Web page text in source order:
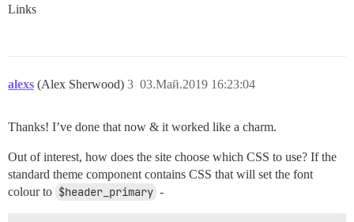
Links
alexs (Alex Sherwood) 03.Май.2019 16:23:04
3
Thanks! I’ve done that now & it worked like a charm.
Out of interest, how does the site choose which CSS to use? If the
standard theme component contains CSS that will set the font
colour to $header_primary -